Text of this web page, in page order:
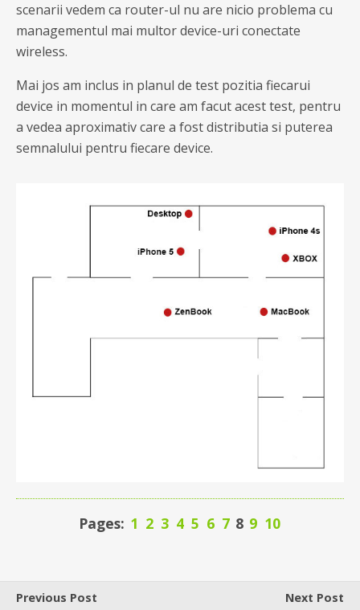
scenarii vedem ca router-ul nu are nicio problema cu
managementul mai multor device-uri conectate
wireless.
Mai jos am inclus in planul de test pozitia fiecarui
device in momentul in care am facut acest test, pentru
a vedea aproximativ care a fost distributia si puterea
semnalului pentru fiecare device.
Pages: 1 2 3 4 5 6 7 8 9 10
Previous Post
Next Post